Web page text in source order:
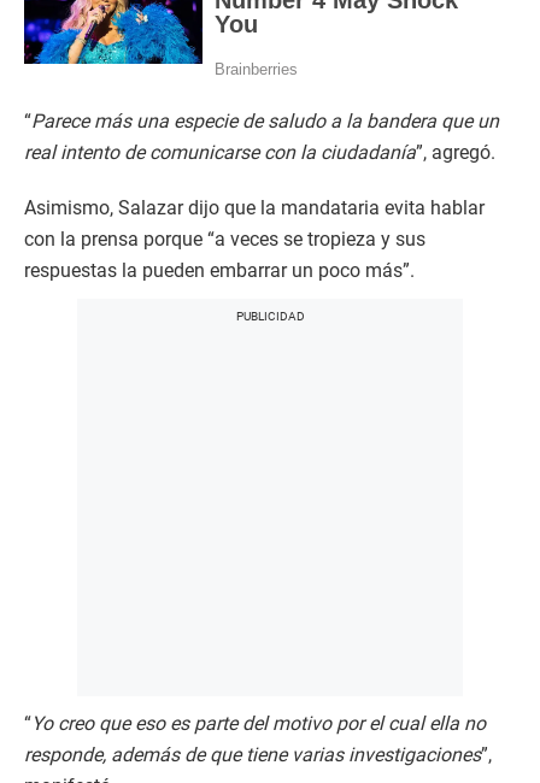
“Parece más una especie de saludo a la bandera que un
real intento de comunicarse con la ciudadanía”, agregó.
Asimismo, Salazar dijo que la mandataria evita hablar
con la prensa porque “a veces se tropieza y sus
respuestas la pueden embarrar un poco más”.
“Yo creo que eso es parte del motivo por el cual ella no
responde, además de que tiene varias investigaciones”,